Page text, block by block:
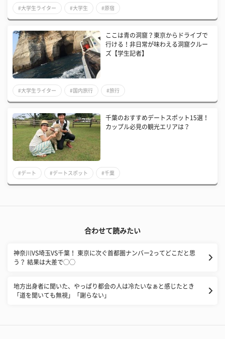
#大学生ライター #大学生 #原宿
ここは青の洞窟？東京からドライブで
行ける！非日常が味わえる洞窟クルー
ズ【学生記者】
#大学生ライター #国内旅行 #旅行
千葉のおすすめデートスポット15選！
カップル必見の観光エリアは？
#デート #デートスポット #千葉
合わせて読みたい
神奈川VS埼玉VS千葉！ 東京に次ぐ首都圏ナンバー2ってどこだと思
う？ 結果は大差で◯◯
地方出身者に聞いた、やっぱり都会の人は冷たいなぁと感じたとき
「道を聞いても無視」「謝らない」